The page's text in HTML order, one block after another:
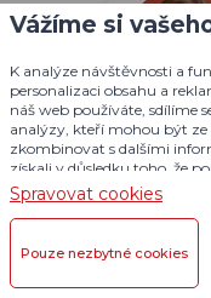
Petra
Po-
Vážíme si
K analýze návštěvnosti a
personalizaci obsahu a
náš web používáte, sdílíme
analýzy, kteří mohou být
zkombinovat s dalšími
získali v důsledku toho, že
Spravovat cookies
Pouze nezbytné cookies